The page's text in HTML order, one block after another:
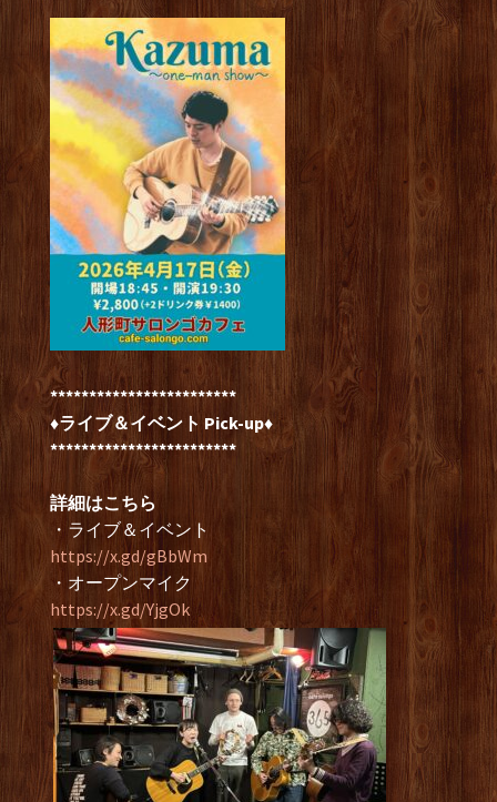
************************
♦ライブ＆イベント Pick-up♦
************************
詳細はこちら
・ライブ＆イベント
https://x.gd/gBbWm
・オープンマイク
https://x.gd/YjgOk